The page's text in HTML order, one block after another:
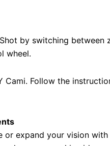
by switching between
wheel.
Cami. Follow the
or expand your vision